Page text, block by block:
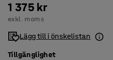
1 375 kr
exkl. moms
Lägg till i önskelistan
Tillgänglighet